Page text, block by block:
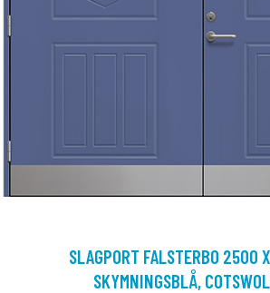
SLAGPORT FALSTERBO 2500
SKYMNINGSBLÅ,